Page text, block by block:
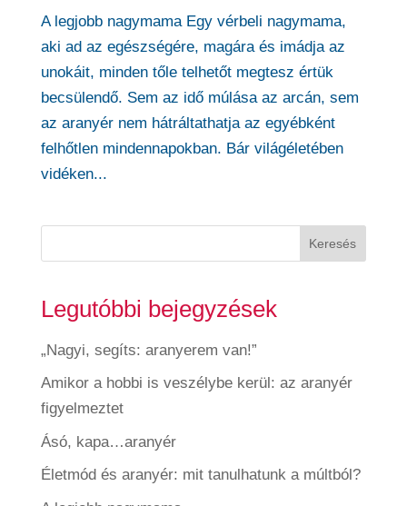
A legjobb nagymama Egy vérbeli nagymama,
aki ad az egészségére, magára és imádja az
unokáit, minden tőle telhetőt megtesz értük
becsülendő. Sem az idő múlása az arcán, sem
az aranyér nem hátráltathatja az egyébként
felhőtlen mindennapokban. Bár világéletében
vidéken...
Keresés
Legutóbbi bejegyzések
„Nagyi, segíts: aranyerem van!”
Amikor a hobbi is veszélybe kerül: az aranyér
figyelmeztet
Ásó, kapa…aranyér
Életmód és aranyér: mit tanulhatunk a múltból?